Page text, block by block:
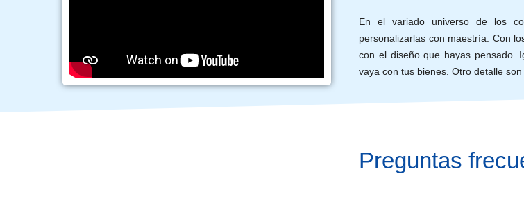
En el variado universo de los
personalizarlas con maestría. Con
con el diseño que hayas pensado.
vaya con tus bienes. Otro detalle
Preguntas